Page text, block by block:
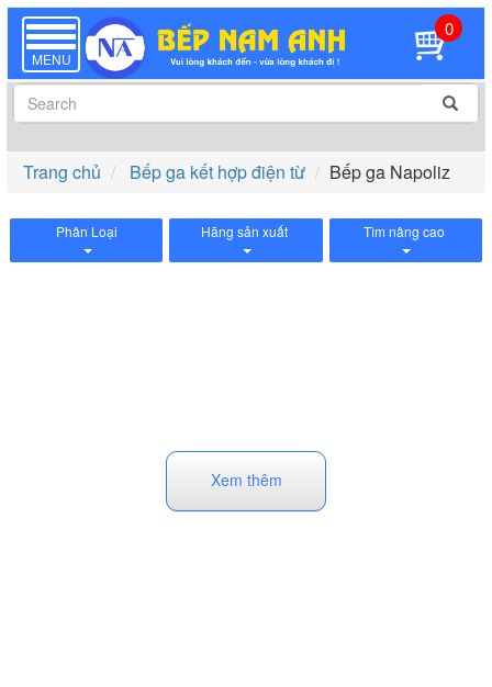
TOGGLE
NAVIGATION
MENU
0
Trang chủ Bếp ga kết hợp điện từ Bếp ga Napoliz
Phân Loại Hãng sản xuất Tìm nâng cao
Xem thêm